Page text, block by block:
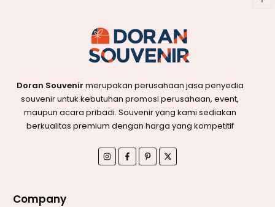
Doran Souvenir merupakan perusahaan jasa penyedia
souvenir untuk kebutuhan promosi perusahaan, event,
maupun acara pribadi. Souvenir yang kami sediakan
berkualitas premium dengan harga yang kompetitif
Company